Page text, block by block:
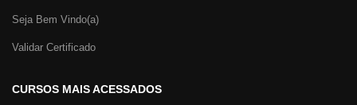
Seja Bem Vindo(a)
Validar Certificado
CURSOS MAIS ACESSADOS